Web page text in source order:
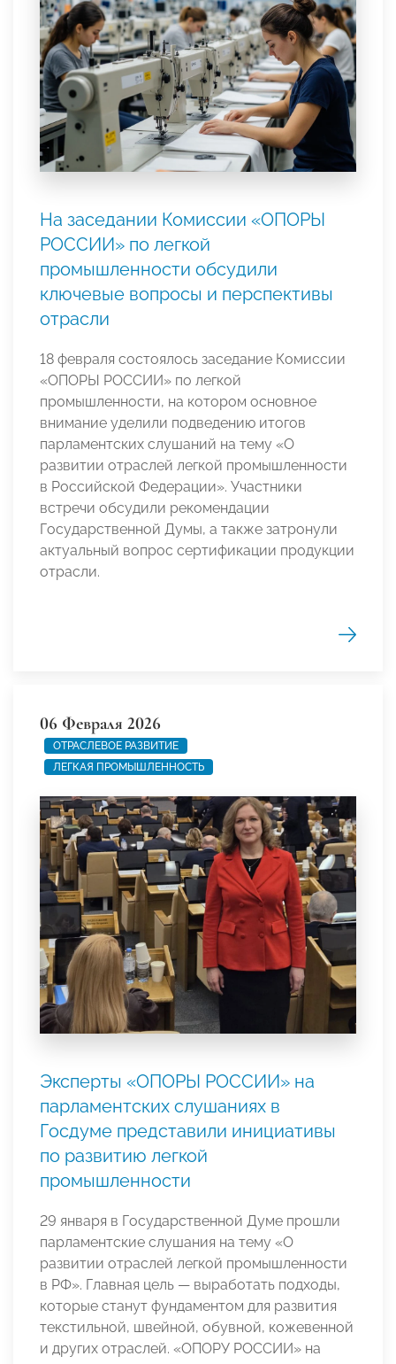
На заседании Комиссии «ОПОРЫ
РОССИИ» по легкой
промышленности обсудили
ключевые вопросы и перспективы
отрасли
18 февраля состоялось заседание Комиссии
«ОПОРЫ РОССИИ» по легкой
промышленности, на котором основное
внимание уделили подведению итогов
парламентских слушаний на тему «О
развитии отраслей легкой промышленности
в Российской Федерации». Участники
встречи обсудили рекомендации
Государственной Думы, а также затронули
актуальный вопрос сертификации продукции
отрасли.
06 Февраля 2026
ОТРАСЛЕВОЕ РАЗВИТИЕ
ЛЕГКАЯ ПРОМЫШЛЕННОСТЬ
Эксперты «ОПОРЫ РОССИИ» на
парламентских слушаниях в
Госдуме представили инициативы
по развитию легкой
промышленности
29 января в Государственной Думе прошли
парламентские слушания на тему «О
развитии отраслей легкой промышленности
в РФ». Главная цель — выработать подходы,
которые станут фундаментом для развития
текстильной, швейной, обувной, кожевенной
и других отраслей. «ОПОРУ РОССИИ» на